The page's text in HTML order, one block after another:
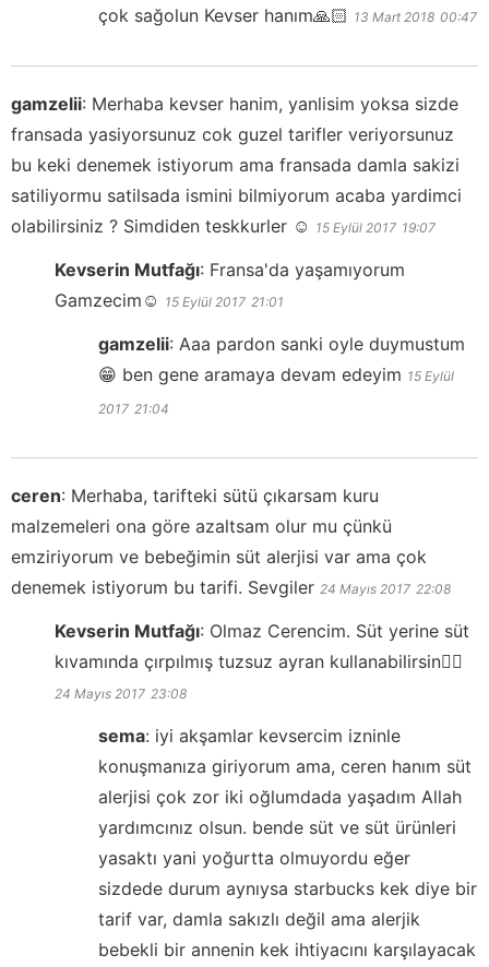
çok sağolun Kevser hanım🙏🏻 13 Mart 2018 00:47
gamzelii: Merhaba kevser hanim, yanlisim yoksa sizde
fransada yasiyorsunuz cok guzel tarifler veriyorsunuz
bu keki denemek istiyorum ama fransada damla sakizi
satiliyormu satilsada ismini bilmiyorum acaba yardimci
olabilirsiniz ? Simdiden teskkurler ☺️ 15 Eylül 2017 19:07
Kevserin Mutfağı: Fransa'da yaşamıyorum
Gamzecim☺️ 15 Eylül 2017 21:01
gamzelii: Aaa pardon sanki oyle duymustum
😁 ben gene aramaya devam edeyim 15 Eylül
2017 21:04
ceren: Merhaba, tarifteki sütü çıkarsam kuru
malzemeleri ona göre azaltsam olur mu çünkü
emziriyorum ve bebeğimin süt alerjisi var ama çok
denemek istiyorum bu tarifi. Sevgiler 24 Mayıs 2017 22:08
Kevserin Mutfağı: Olmaz Cerencim. Süt yerine süt
kıvamında çırpılmış tuzsuz ayran kullanabilirsin👍🏻
24 Mayıs 2017 23:08
sema: iyi akşamlar kevsercim izninle
konuşmanıza giriyorum ama, ceren hanım süt
alerjisi çok zor iki oğlumdada yaşadım Allah
yardımcınız olsun. bende süt ve süt ürünleri
yasaktı yani yoğurtta olmuyordu eğer
sizdede durum aynıysa starbucks kek diye bir
tarif var, damla sakızlı değil ama alerjik
bebekli bir annenin kek ihtiyacını karşılayacak